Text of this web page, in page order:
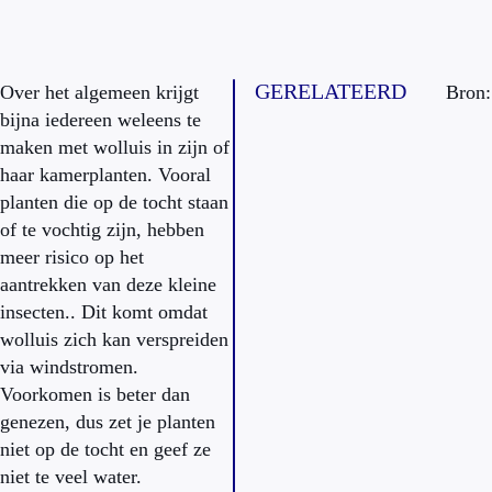
Over het algemeen krijgt
bijna iedereen weleens te
maken met wolluis in zijn of
haar kamerplanten. Vooral
planten die op de tocht staan
of te vochtig zijn, hebben
meer risico op het
aantrekken van deze kleine
insecten.. Dit komt omdat
wolluis zich kan verspreiden
via windstromen.
Voorkomen is beter dan
genezen, dus zet je planten
niet op de tocht en geef ze
niet te veel water.
GERELATEERD